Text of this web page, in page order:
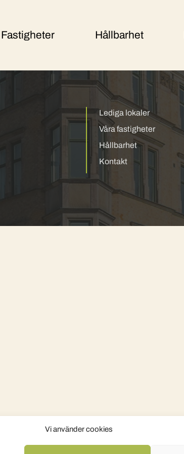
Vi använder cookies
Fastigheter Hållbarhet
Lediga lokaler
Våra fastigheter
Hållbarhet
Kontakt